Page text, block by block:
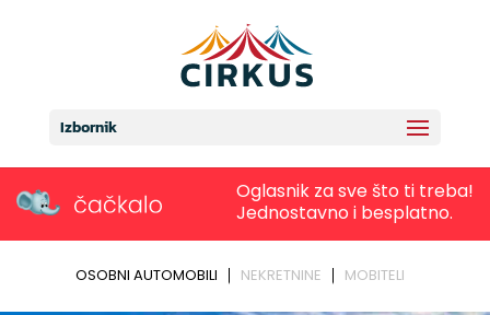
Izbornik